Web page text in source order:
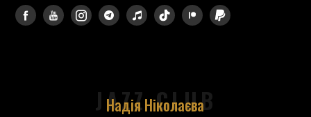
JAZZ CLUB
Надія Ніколаєва